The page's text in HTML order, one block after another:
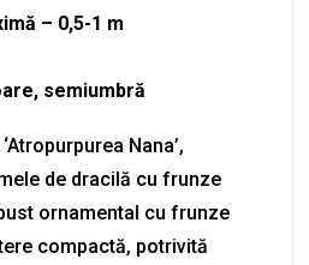
– 0,5-1 m
semiumbră
Nana’,
de dracilă cu frunze
ornamental cu frunze
compactă, potrivită